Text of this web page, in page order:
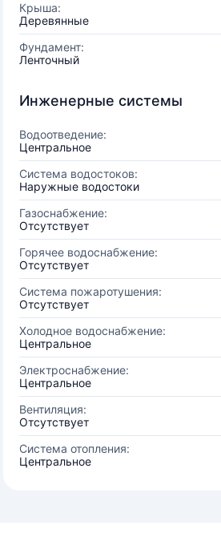
Крыша:
Деревянные
Фундамент:
Ленточный
Инженерные системы
Водоотведение:
Центральное
Система водостоков:
Наружные водостоки
Газоснабжение:
Отсутствует
Горячее водоснабжение:
Отсутствует
Система пожаротушения:
Отсутствует
Холодное водоснабжение:
Центральное
Электроснабжение:
Центральное
Вентиляция:
Отсутствует
Система отопления:
Центральное